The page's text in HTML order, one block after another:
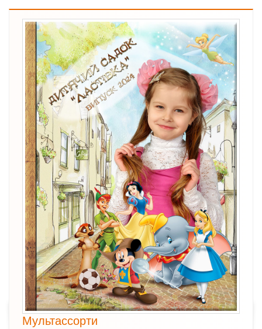
Мультассорти